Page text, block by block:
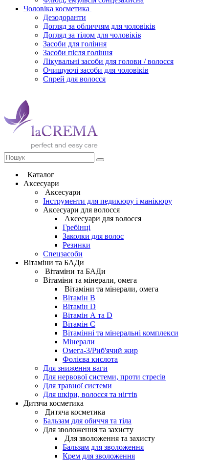
Чоловіка косметика
Дезодоранти
Догляд за обличчям для чоловіків
Догляд за тілом для чоловіків
Засоби для гоління
Засоби після гоління
Лікувальні засоби для голови / волосся
Очищуючі засоби для чоловіків
Спрей для волосся
Каталог
Аксесуари
Аксесуари
Інструменти для педикюру і манікюру
Аксесуари для волосся
Аксесуари для волосся
Гребінці
Заколки для волос
Резинки
Спецзасоби
Вітаміни та БАДи
Вітаміни та БАДи
Вітаміни та мінерали, омега
Вітаміни та мінерали, омега
Вітамін B
Вітамін D
Вітамін А та D
Вітамін С
Вітамінні та мінеральні комплекси
Мінерали
Омега-3/Риб'ячий жир
Фолієва кислота
Для зниження ваги
Для нервової системи, проти стресів
Для травної системи
Для шкіри, волосся та нігтів
Дитяча косметика
Дитяча косметика
Бальзам для обиччя та тіла
Для зволоження та захисту
Для зволоження та захисту
Бальзам для зволоження
Крем для зволоження